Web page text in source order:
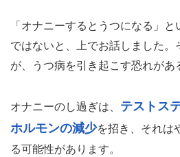
「オナニーするとうつになる」
ではないと、上でお話しました
が、うつ病を引き起こす恐れがあ
オナニーのし過ぎは、 テストス
ホルモンの減少を招き、それは
る可能性があります。